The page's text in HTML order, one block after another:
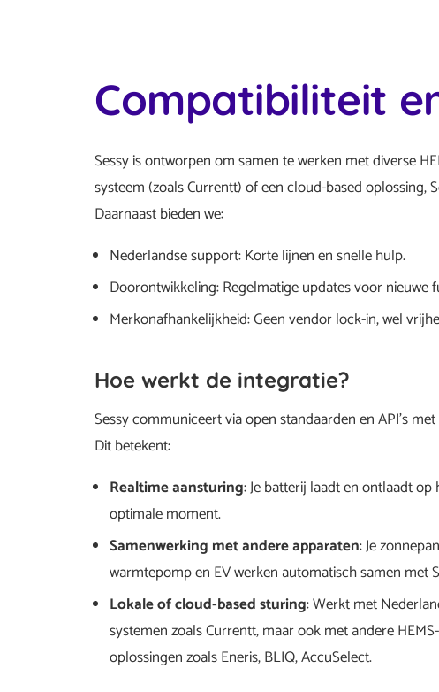
Compatibiliteit
Sessy is ontworpen om samen te werken met diverse
systeem (zoals Currentt) of een cloud-based oplossing,
Daarnaast bieden we:
Nederlandse support: Korte lijnen en snelle hulp.
Doorontwikkeling: Regelmatige updates voor nieuwe
Merkonafhankelijkheid: Geen vendor lock-in, wel
Hoe werkt de integratie?
Sessy communiceert via open standaarden en API’s met
Dit betekent:
Realtime aansturing: Je batterij laadt en ontlaadt op
optimale moment.
Samenwerking met andere apparaten: Je
warmtepomp en EV werken automatisch samen met
Lokale of cloud-based sturing: Werkt met
systemen zoals Currentt, maar ook met andere HEMS-
oplossingen zoals Eneris, BLIQ, AccuSelect.